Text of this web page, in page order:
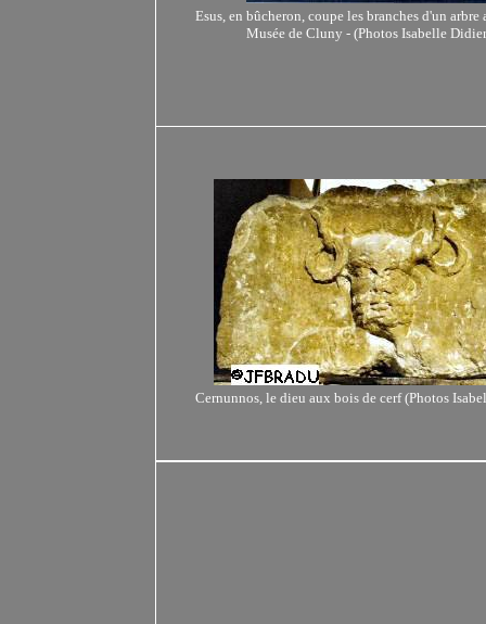
Esus, en bûcheron, coupe les branches d'un arbre
Musée de Cluny - (Photos Isabelle
Cernunnos, le dieu aux bois de cerf (Photos